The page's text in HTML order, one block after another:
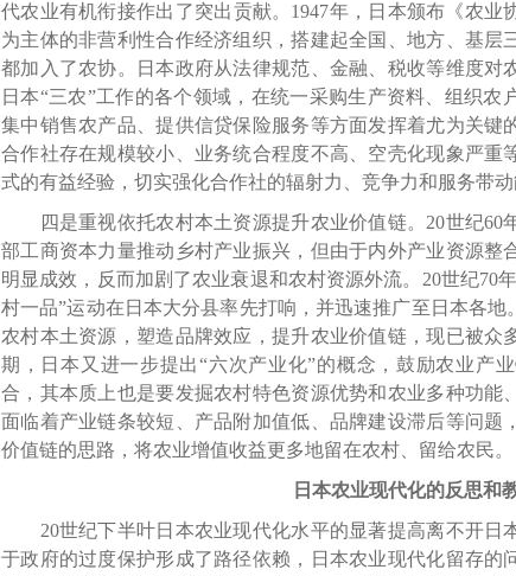
代农业有机衔接作出了突出贡献。1947年，日本颁布《农业
为主体的非营利性合作经济组织，搭建起全国、地方、基层
都加入了农协。日本政府从法律规范、金融、税收等维度对
日本“三农”工作的各个领域，在统一采购生产资料、组织农
集中销售农产品、提供信贷保险服务等方面发挥着尤为关键
合作社存在规模较小、业务统合程度不高、空壳化现象严重
式的有益经验，切实强化合作社的辐射力、竞争力和服务带动
四是重视依托农村本土资源提升农业价值链。20世纪60
部工商资本力量推动乡村产业振兴，但由于内外产业资源整
明显成效，反而加剧了农业衰退和农村资源外流。20世纪70
村一品”运动在日本大分县率先打响，并迅速推广至日本各
农村本土资源，塑造品牌效应，提升农业价值链，现已被众
期，日本又进一步提出“六次产业化”的概念，鼓励农业产
合，其本质上也是要发掘农村特色资源优势和农业多种功能
面临着产业链条较短、产品附加值低、品牌建设滞后等问题
价值链的思路，将农业增值收益更多地留在农村、留给农民。
日本农业现代化的反思和
20世纪下半叶日本农业现代化水平的显著提高离不开日
于政府的过度保护形成了路径依赖，日本农业现代化留存的